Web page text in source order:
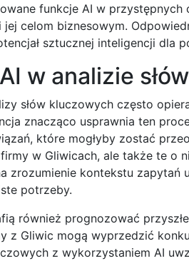
funkcje AI w
celom biznesowym.
sztucznej inteligencji dla
w analizie
słów kluczowych często
znacząco usprawnia ten
które mogłyby zostać
w Gliwicach, ale także te o
zrozumienie kontekstu
potrzeby.
również prognozować
z Gliwic mogą wyprzedzić
z wykorzystaniem AI